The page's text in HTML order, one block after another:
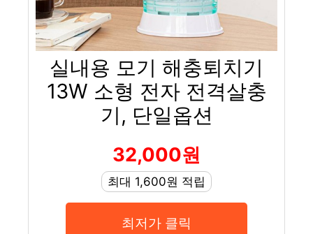
실내용 모기 해충퇴치기
13W 소형 전자 전격살충
기, 단일옵션
32,000원
최대 1,600원 적립
최저가 클릭